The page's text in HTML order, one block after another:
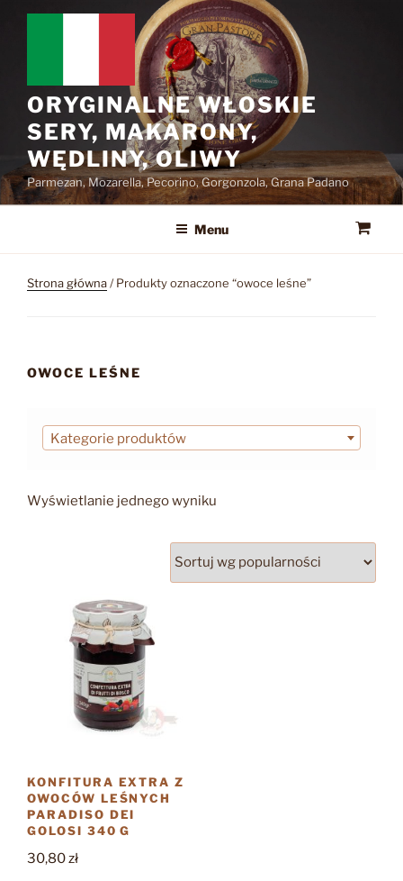
Przejdź
ORYGINALNE WŁOSKIE
SERY, MAKARONY,
WĘDLINY, OLIWY
Parmezan, Mozarella, Pecorino, Gorgonzola, Grana Padano
Menu
Strona główna/ Produkty oznaczone “owoce leśne”
OWOCE LEŚNE
Kategorie produktów
Wyświetlanie jednego wyniku
KONFITURA EXTRA Z
OWOCÓW LEŚNYCH
PARADISO DEI
GOLOSI 340 G
30,80zł